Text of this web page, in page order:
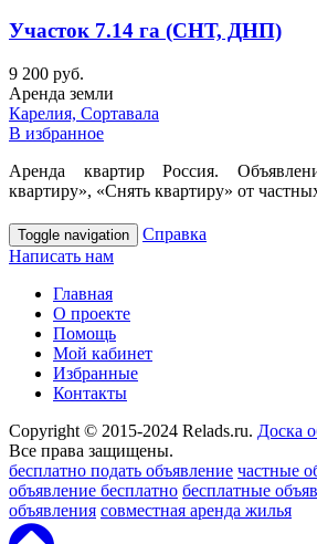
Участок 7.14 га (СНТ, ДНП)
9 200 руб.
Аренда земли
Карелия, Сортавала
В избранное
Аренда квартир Россия.
квартиру», «Снять квартиру» от
Toggle navigation
Справка
Написать нам
Главная
О проекте
Помощь
Мой кабинет
Избранные
Контакты
Copyright © 2015-2024 Relads.ru. Доска
Все права защищены.
бесплатно подать объявление частные
объявление бесплатно бесплатные
объявления совместная аренда жилья